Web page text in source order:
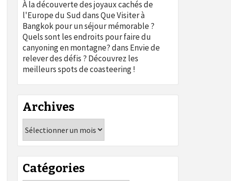
À la découverte des joyaux cachés de
l'Europe du SuddansQue Visiter à
Bangkok pour un séjour mémorable ?
Quels sont les endroits pour faire du
canyoning en montagne?dans Envie de
relever des défis ? Découvrez les
meilleurs spots de coasteering !
Archives
Catégories